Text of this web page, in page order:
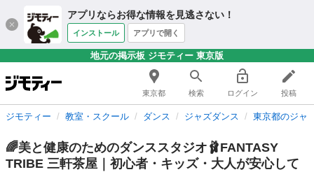
アプリならお得な情報を見逃さない！
インストール アプリで開く
地元の掲示板 ジモティー 東京版
東京都 検索 ログイン 投稿
ジモティー 教室・スクール ダンス ジャズダンス 東京都のジャ
🌈美と健康のためのダンススタジオ🩰FANTASY
TRIBE 三軒茶屋｜初心者・キッズ・大人が安心して